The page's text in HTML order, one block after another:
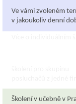
Ve vámi zvoleném
v jakoukoliv denní
Školení v učebně v